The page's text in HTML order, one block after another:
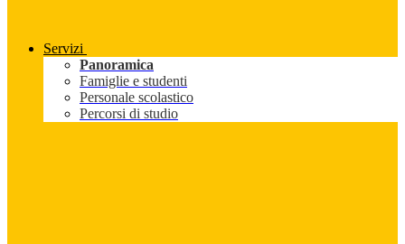
Servizi
Panoramica
Famiglie e studenti
Personale scolastico
Percorsi di studio